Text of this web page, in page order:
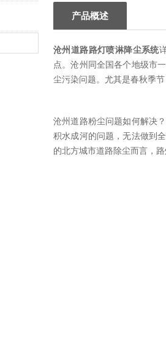
产品概述
沧州道路路灯喷淋降尘系统
点。沧州同全国各个地级市
尘污染问题。尤其是春秋季
沧州道路粉尘问题如何解决
积水成河的问题，无法做到
的北方城市道路除尘而言，